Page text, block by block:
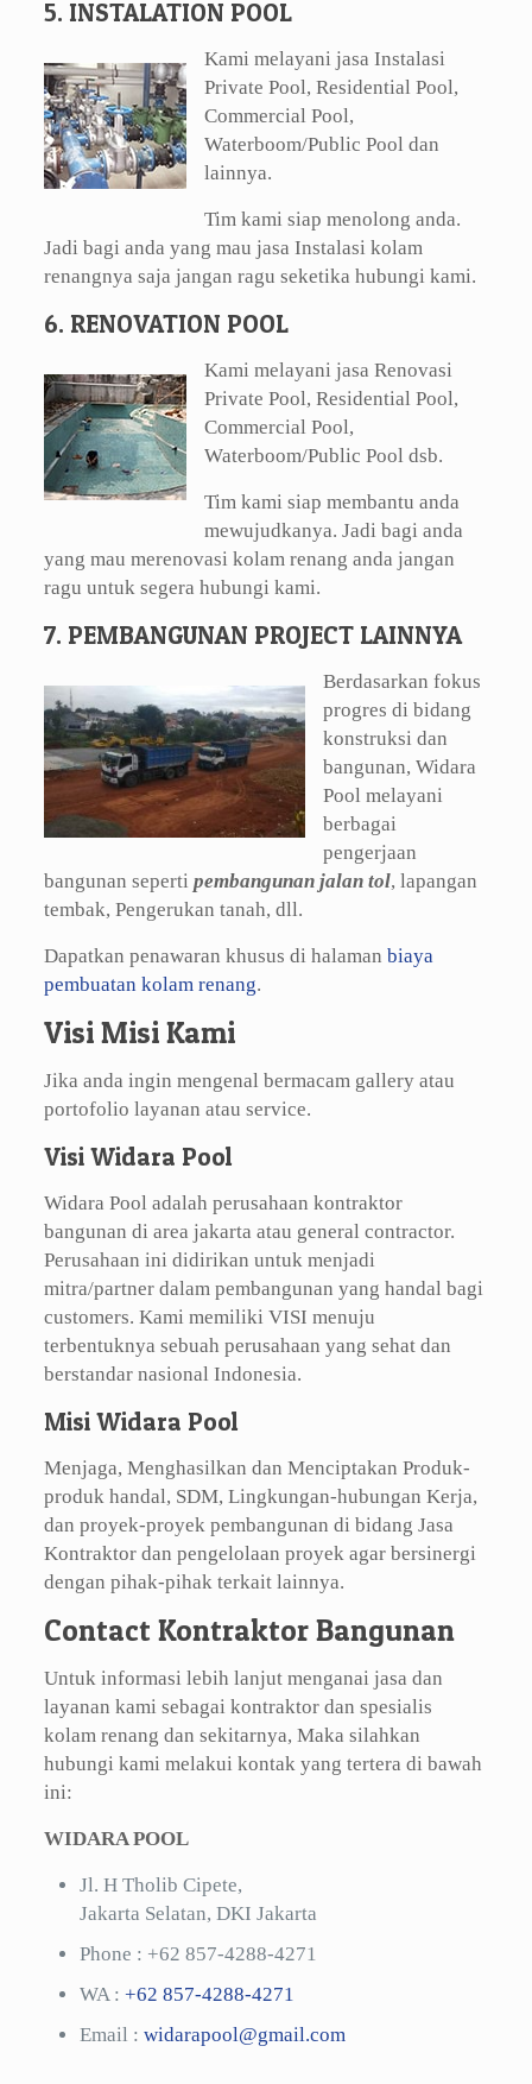
5. INSTALATION POOL
Kami melayani jasa Instalasi
Private Pool, Residential Pool,
Commercial Pool,
Waterboom/Public Pool dan
lainnya.
Tim kami siap menolong anda.
Jadi bagi anda yang mau jasa Instalasi kolam
renangnya saja jangan ragu seketika hubungi kami.
6. RENOVATION POOL
Kami melayani jasa Renovasi
Private Pool, Residential Pool,
Commercial Pool,
Waterboom/Public Pool dsb.
Tim kami siap membantu anda
mewujudkanya. Jadi bagi anda
yang mau merenovasi kolam renang anda jangan
ragu untuk segera hubungi kami.
7. PEMBANGUNAN PROJECT LAINNYA
Berdasarkan fokus
progres di bidang
konstruksi dan
bangunan, Widara
Pool melayani
berbagai
pengerjaan
bangunan seperti pembangunan jalan tol, lapangan
tembak, Pengerukan tanah, dll.
Dapatkan penawaran khusus di halaman biaya
pembuatan kolam renang.
Visi Misi Kami
Jika anda ingin mengenal bermacam gallery atau
portofolio layanan atau service.
Visi Widara Pool
Widara Pool adalah perusahaan kontraktor
bangunan di area jakarta atau general contractor.
Perusahaan ini didirikan untuk menjadi
mitra/partner dalam pembangunan yang handal bagi
customers. Kami memiliki VISI menuju
terbentuknya sebuah perusahaan yang sehat dan
berstandar nasional Indonesia.
Misi Widara Pool
Menjaga, Menghasilkan dan Menciptakan Produk-
produk handal, SDM, Lingkungan-hubungan Kerja,
dan proyek-proyek pembangunan di bidang Jasa
Kontraktor dan pengelolaan proyek agar bersinergi
dengan pihak-pihak terkait lainnya.
Contact Kontraktor Bangunan
Untuk informasi lebih lanjut menganai jasa dan
layanan kami sebagai kontraktor dan spesialis
kolam renang dan sekitarnya, Maka silahkan
hubungi kami melakui kontak yang tertera di bawah
ini:
WIDARA POOL
Jl. H Tholib Cipete,
Jakarta Selatan, DKI Jakarta
Phone : +62 857-4288-4271
WA : +62 857-4288-4271
Email : widarapool@gmail.com